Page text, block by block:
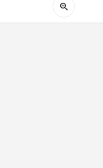
zoom_in